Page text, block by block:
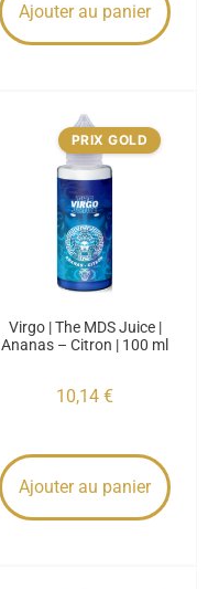
Ajouter au panier
PRIX GOLD
Virgo | The MDS Juice |
Ananas – Citron | 100 ml
10,14 €
Ajouter au panier